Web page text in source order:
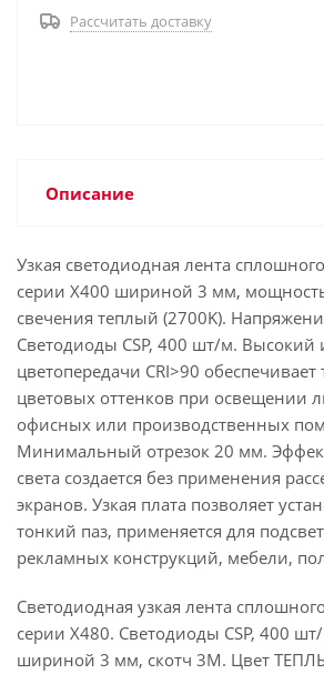
Рассчитать доставку
Описание
Узкая светодиодная лента
серии X400 шириной 3 мм,
свечения теплый (2700K).
Светодиоды CSP, 400 шт/м. Высокий
цветопередачи CRI>90
цветовых оттенков при освещении
офисных или производственных
Минимальный отрезок 20 мм.
света создается без применения
экранов. Узкая плата позволяет
тонкий паз, применяется для
рекламных конструкций, мебели,
Светодиодная узкая лента
серии X480. Светодиоды CSP, 400
шириной 3 мм, скотч 3M. Цвет